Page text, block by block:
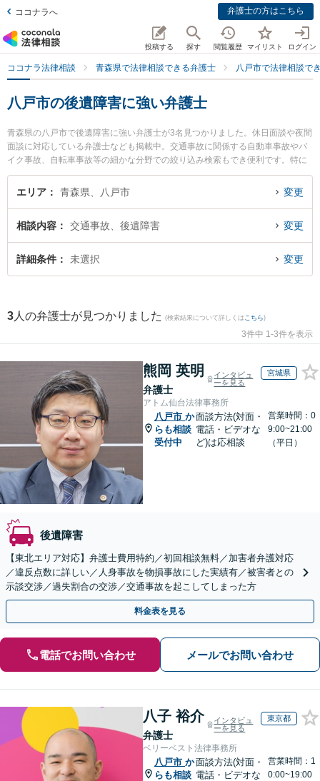
ココナラへ 弁護士の方はこちら
投稿する 探す 閲覧履歴 マイリスト ログイン
ココナラ法律相談 青森県で法律相談できる弁護士 八戸市で法律相談で
八戸市の後遺障害に強い弁護士
青森県の八戸市で後遺障害に強い弁護士が3名見つかりました。休日面談や夜間
面談に対応している弁護士なども掲載中。交通事故に関係する自動車事故やバ
イク事故、自転車事故等の細かな分野での絞り込み検索もでき便利です。特に
安藤法律事務所の安藤 祥吾弁護士や澤村こうじ法律事務所の澤村 康治弁護士、
弁護士法人青森リーガルサービス 八戸シティ法律事務所の山口 龍介弁護士のプ
障害のトラブル解決の実績豊富な近くの弁護士を検索したい』『初回相談無料
で後遺障害を法律相談できる八戸市内の弁護士に相談予約したい』などでお困
りの相談者さんにおすすめです。
エリア 青森県、八戸市 変更
相談内容 交通事故、後遺障害 変更
詳細条件 未選択 変更
3 人の弁護士が見つかりました (検索結果について詳しくは こちら)
3件中 1-3件を表示
熊岡 英明
弁護士
インタビュ
ーを見る
宮城県
アトム仙台法律事務所
八戸市 か
らも相談
受付中
面談方法(対面・
電話・ビデオな
ど)は応相談
営業時間：0
9:00~21:00
（平日）
後遺障害
【東北エリア対応】弁護士費用特約／初回相談無料／加害者弁護対応
／違反点数に詳しい／人身事故を物損事故にした実績有／被害者との
示談交渉／過失割合の交渉／交通事故を起こしてしまった方
料金表を見る
電話でお問い合わせ メールでお問い合わせ
八子 裕介
弁護士
インタビュ
ーを見る
東京都
ベリーベスト法律事務所
八戸市 か
らも相談
面談方法(対面・
電話・ビデオな
営業時間：1
0:00~19:00